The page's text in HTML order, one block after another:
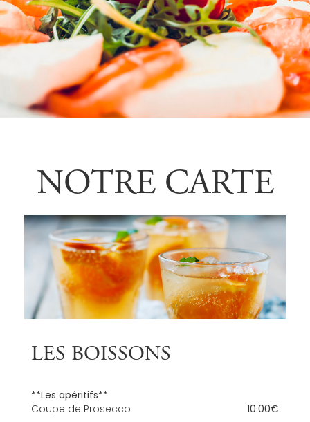
NOTRE CARTE
LES BOISSONS
**Les apéritifs**
Coupe de Prosecco
10.00€